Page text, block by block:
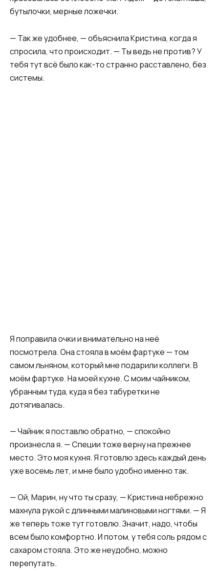
бутылочки, мерные ложечки.
— Так же удобнее, — объяснила Кристина, когда я
спросила, что происходит. — Ты ведь не против? У
тебя тут всё было как-то странно расставлено, без
системы.
Я поправила очки и внимательно на неё
посмотрела. Она стояла в моём фартуке — том
самом льняном, который мне подарили коллеги. В
моём фартуке. На моей кухне. С моим чайником,
убранным туда, куда я без табуретки не
дотягивалась.
— Чайник я поставлю обратно, — спокойно
произнесла я. — Специи тоже верну на прежнее
место. Это моя кухня. Я готовлю здесь каждый день
уже восемь лет, и мне было удобно именно так.
— Ой, Марин, ну что ты сразу, — Кристина небрежно
махнула рукой с длинными малиновыми ногтями. — Я
же теперь тоже тут готовлю. Значит, надо, чтобы
всем было комфортно. И потом, у тебя соль рядом с
сахаром стояла. Это же неудобно, можно
перепутать.